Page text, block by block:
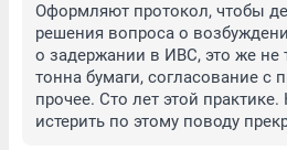
Оформляют протокол, чтобы
решения вопроса о
о задержании в ИВС, это же не
тонна бумаги, согласование с
прочее. Сто лет этой
истерить по этому поводу